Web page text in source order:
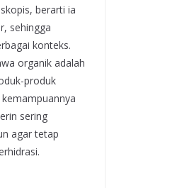
berarti ia
sehingga
konteks.
organik adalah
produk
sering
agar tetap